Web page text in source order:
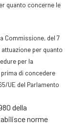
quanto concerne le
Commissione, del 7
per quanto
per la
di concedere
UE del Parlamento
della
norme